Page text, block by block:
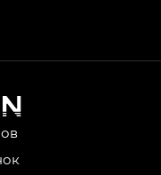
привод —
ЛАУНЖ —